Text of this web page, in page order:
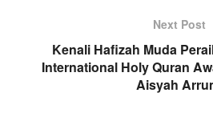
Next Post
Kenali Hafizah Muda
International Holy Quran
Aisyah